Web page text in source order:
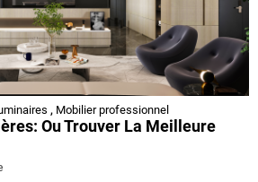
, Mobilier professionnel
Ou Trouver La Meilleure